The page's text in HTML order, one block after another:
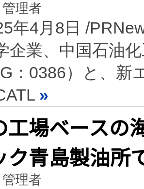
理者
年4月8日 /
企業、中国石油
：0386）と、新
»
工場ベースの
ク青島製油所
理者